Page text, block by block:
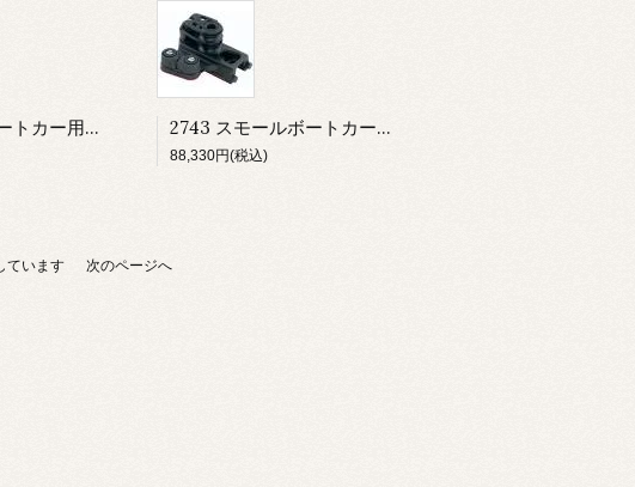
175 スモールボートカー用 カプラー 2743 スモールボートカー用エンドコントロール ダブルシーブ/423 カーボカム（ペア）
88,330円(税込)
ています 次のページへ